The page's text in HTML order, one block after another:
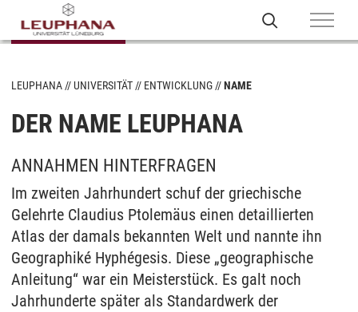
LEUPHANA UNIVERSITÄT ENTWICKLUNG NAME
DER NAME LEUPHANA
ANNAHMEN HINTERFRAGEN
Im zweiten Jahrhundert schuf der griechische
Gelehrte Claudius Ptolemäus einen detaillierten
Atlas der damals bekannten Welt und nannte ihn
Geographiké Hyphégesis. Diese „geographische
Anleitung“ war ein Meisterstück. Es galt noch
Jahrhunderte später als Standardwerk der